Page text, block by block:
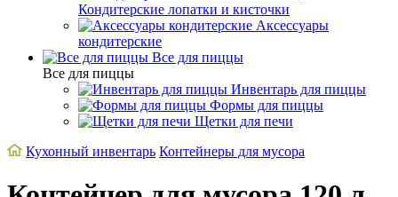
Кондитерские лопатки и кисточки
Аксессуары
кондитерские
Все для пиццы
Все для пиццы
Инвентарь для пиццы
Формы для пиццы
Щетки для печи
Кухонный инвентарь Контейнеры для мусора